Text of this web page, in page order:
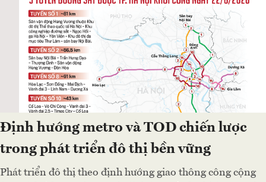
Định hướng metro và TOD chiến lược
trong phát triển đô thị bền vững
Phát triển đô thị theo định hướng giao thông công cộng